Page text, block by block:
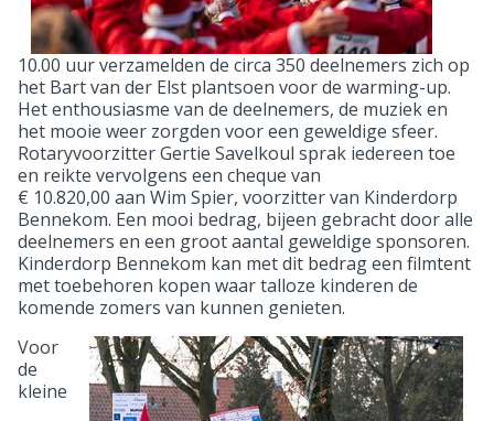
10.00 uur verzamelden de circa 350 deelnemers zich op
het Bart van der Elst plantsoen voor de warming-up.
Het enthousiasme van de deelnemers, de muziek en
het mooie weer zorgden voor een geweldige sfeer.
Rotaryvoorzitter Gertie Savelkoul sprak iedereen toe
en reikte vervolgens een cheque van
€ 10.820,00 aan Wim Spier, voorzitter van Kinderdorp
Bennekom. Een mooi bedrag, bijeen gebracht door alle
deelnemers en een groot aantal geweldige sponsoren.
Kinderdorp Bennekom kan met dit bedrag een filmtent
met toebehoren kopen waar talloze kinderen de
komende zomers van kunnen genieten.
Voor
de
kleine